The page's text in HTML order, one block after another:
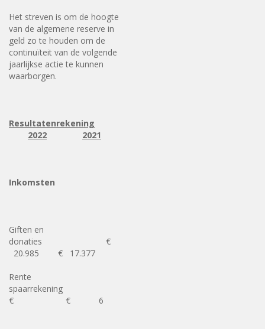
Het streven is om de hoogte
van de algemene reserve in
geld zo te houden om de
continuïteit van de volgende
jaarlijkse actie te kunnen
waarborgen.
Resultatenrekening
2022
2021
Inkomsten
Giften en
donaties €
20.985 € 17.377
Rente
spaarrekening
€ € 6